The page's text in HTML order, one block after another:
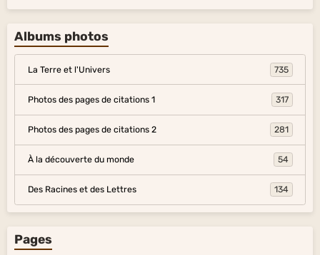
Albums photos
La Terre et l'Univers 735
Photos des pages de citations 1 317
Photos des pages de citations 2 281
À la découverte du monde 54
Des Racines et des Lettres 134
Pages